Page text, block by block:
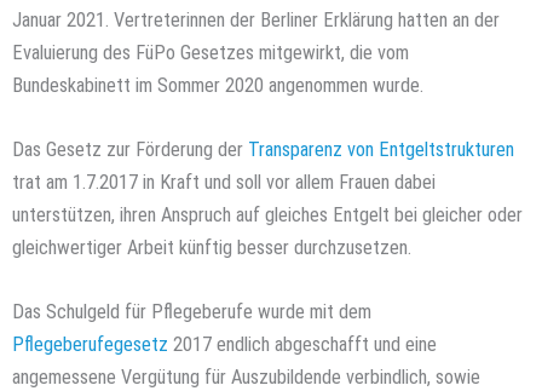
Januar 2021. Vertreterinnen der Berliner Erklärung hatten an der
Evaluierung des FüPo Gesetzes mitgewirkt, die vom
Bundeskabinett im Sommer 2020 angenommen wurde.
Das Gesetz zur Förderung der Transparenz von Entgeltstrukturen
trat am 1.7.2017 in Kraft und soll vor allem Frauen dabei
unterstützen, ihren Anspruch auf gleiches Entgelt bei gleicher oder
gleichwertiger Arbeit künftig besser durchzusetzen.
Das Schulgeld für Pflegeberufe wurde mit dem
Pflegeberufegesetz 2017 endlich abgeschafft und eine
angemessene Vergütung für Auszubildende verbindlich, sowie